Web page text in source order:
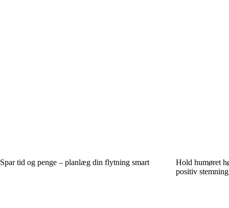
Spar tid og penge – planlæg din flytning smart
Hold humøret
positiv stemning